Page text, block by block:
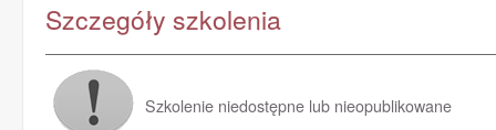
Szczegóły szkolenia
Szkolenie niedostępne lub nieopublikowane